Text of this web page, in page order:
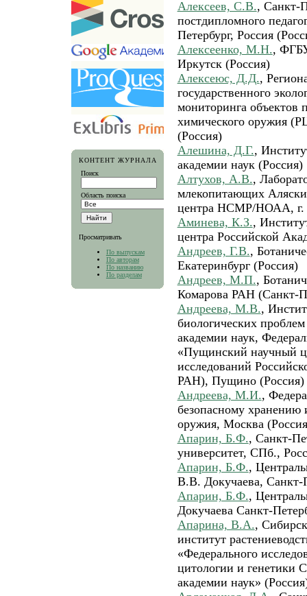
КОНТЕНТ ЖУРНАЛА
Поиск
Область поиска
Просматривать
По выпускам
По авторам
По названию
По разделам
Алексеев, С.В., Санкт-
постдипломного
Петербург, Россия
Алексеенко, М.Н.,
Иркутск (Россия)
Алексеюс, Д.Д.,
государственного
мониторинга
химического оружия
(Россия)
Алешина, Д.Г.,
академии наук (Россия)
Алтухов, А.В.,
млекопитающих
центра НСМР/НОАА,
Аминева, К.З.,
центра Российской
Андреев, Г.В.,
Екатеринбург (Россия)
Андреев, М.П.,
Комарова РАН (Санкт-
Андреева, М.В.,
биологических
академии наук,
«Пущинский научный
исследований
РАН), Пущино (Россия)
Андреева, М.И.,
безопасному
оружия, Москва
Апарин, Б.Ф., Санкт-
университет, СПб.,
Апарин, Б.Ф.,
В.В. Докучаева, Санкт-
Апарин, Б.Ф.,
Докучаева Санкт-
Апарина, В.А.,
институт
«Федерального
цитологии и генетики
академии наук»